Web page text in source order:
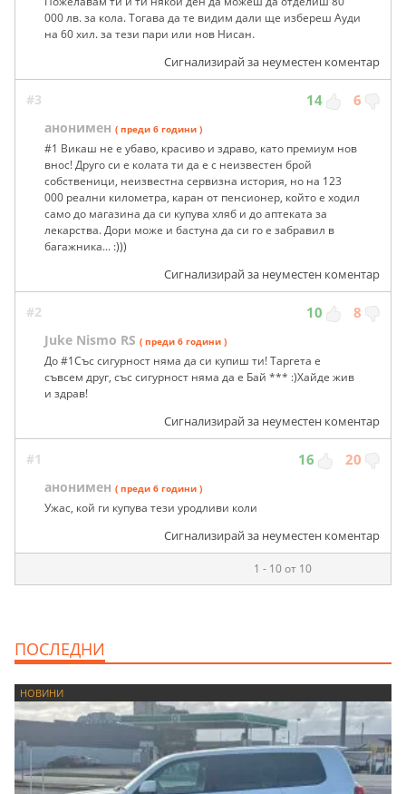
000 лв. за кола. Тогава да те видим дали ще избереш Ауди
на 60 хил. за тези пари или нов Нисан.
Сигнализирай за неуместен коментар
#3 14 6
анонимен ( преди 6 години )
#1 Викаш не е убаво, красиво и здраво, като премиум нов
внос! Друго си е колата ти да е с неизвестен брой
собственици, неизвестна сервизна история, но на 123
000 реални километра, каран от пенсионер, който е ходил
само до магазина да си купува хляб и до аптеката за
лекарства. Дори може и бастуна да си го е забравил в
багажника... :)))
Сигнализирай за неуместен коментар
#2 10 8
Juke Nismo RS ( преди 6 години )
До #1Със сигурност няма да си купиш ти! Таргета е
съвсем друг, със сигурност няма да е Бай *** :)Хайде жив
и здрав!
Сигнализирай за неуместен коментар
#1 16 20
анонимен ( преди 6 години )
Ужас, кой ги купува тези уродливи коли
Сигнализирай за неуместен коментар
1 - 10 от 10
ПОСЛЕДНИ
НОВИНИ